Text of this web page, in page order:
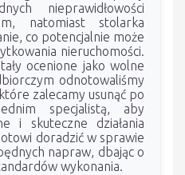
nieprawidłowości
natomiast stolarka
co potencjalnie może
nieruchomości.
ocenione jako wolne
odnotowaliśmy
zalecamy usunąć po
specjalistą, aby
i skuteczne działania
doradzić w sprawie
napraw, dbając o
wykonania.